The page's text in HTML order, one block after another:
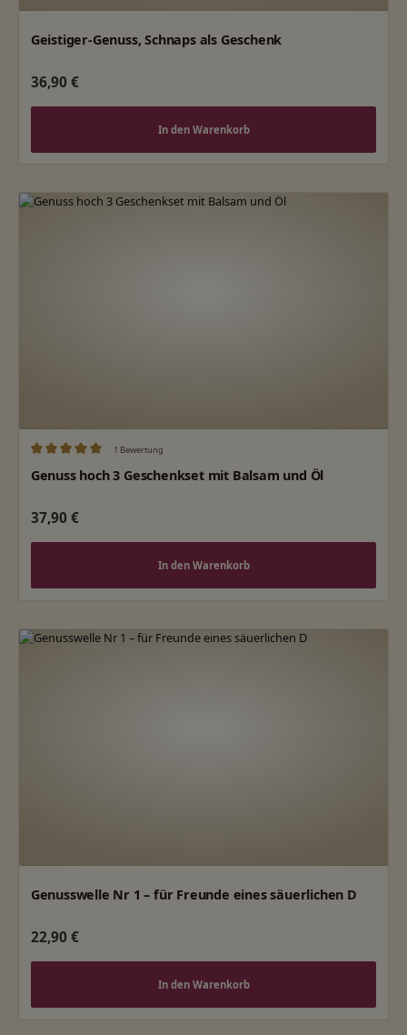
Geistiger-Genuss, Schnaps als Geschenk
Regulärer Preis:
36,90 €
In den Warenkorb
1 Bewertung
Genuss hoch 3 Geschenkset mit Balsam und Öl
Regulärer Preis:
37,90 €
In den Warenkorb
Genusswelle Nr 1 – für Freunde eines säuerlichen D
Regulärer Preis:
22,90 €
In den Warenkorb